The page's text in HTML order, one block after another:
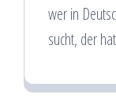
wer in
sucht, der